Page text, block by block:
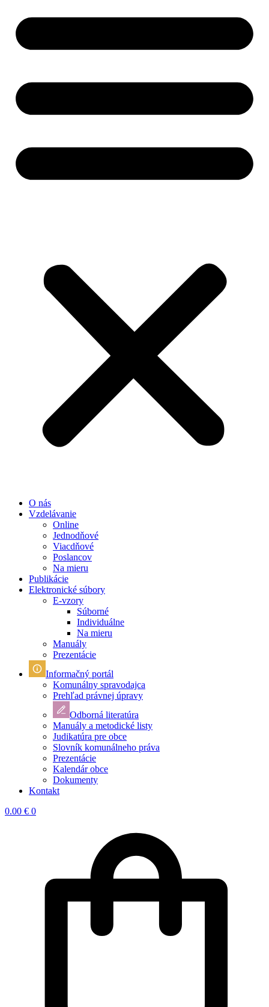
O nás
Vzdelávanie
Online
Jednodňové
Viacdňové
Poslancov
Na mieru
Publikácie
Elektronické súbory
E-vzory
Súborné
Individuálne
Na mieru
Manuály
Prezentácie
Informačný portál
Komunálny spravodajca
Prehľad právnej úpravy
Odborná literatúra
Manuály a metodické listy
Judikatúra pre obce
Slovník komunálneho práva
Prezentácie
Kalendár obce
Dokumenty
Kontakt
0.00 € 0